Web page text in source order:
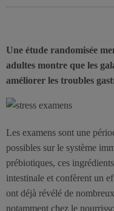
Une étude randomisée
adultes montre que les
améliorer les troubles
Les examens sont une
possibles sur le système
prébiotiques, ces
intestinale et confèrent un
ont déjà révélé de
notamment chez le